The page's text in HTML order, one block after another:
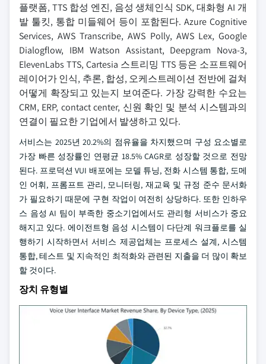
플랫폼, TTS 합성 엔진, 음성 생체인식 SDK, 대화형 AI 개
발 툴킷, 통합 미들웨어 등이 포함된다. Azure Cognitive
Services, AWS Transcribe, AWS Polly, AWS Lex, Google
Dialogflow, IBM Watson Assistant, Deepgram Nova-3,
ElevenLabs TTS, Cartesia 스트리밍 TTS 등은 소프트웨어
레이어가 인식, 추론, 합성, 오케스트레이션 전반에 걸쳐
어떻게 확장되고 있는지 보여준다. 가장 강력한 수요는
CRM, ERP, contact center, 신원 확인 및 분석 시스템과의
연결이 필요한 기업에서 발생하고 있다.
서비스는 2025년 20.2%의 점유율을 차지했으며 구성 요소별로
가장 빠른 성장률인 연평균 18.5% CAGR로 성장할 것으로 전망
된다. 프로덕션 VUI 배포에는 모델 튜닝, 전화 시스템 통합, 도메
인 어휘, 프롬프트 관리, 모니터링, 재교육 및 규정 준수 문서화
가 필요하기 때문에 구현 작업이 여전히 상당하다. 또한 인하우
스 음성 AI 팀이 부족한 중소기업에서도 관리형 서비스가 중요
해지고 있다. 에이전트형 음성 시스템이 다단계 워크플로를 실
행하기 시작하면서 서비스 제공업체는 프로세스 설계, 시스템
통합, 테스트 및 지속적인 최적화와 관련된 지출을 더 많이 확보
할 것이다.
장치 유형별